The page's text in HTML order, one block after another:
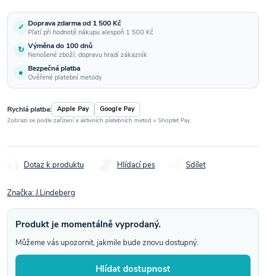
✓ Doprava zdarma od 1 500 Kč
Platí při hodnotě nákupu alespoň 1 500 Kč
↻ Výměna do 100 dnů
Nenošené zboží; dopravu hradí zákazník
● Bezpečná platba
Ověřené platební metody
Rychlá platba: Apple Pay Google Pay
Zobrazí se podle zařízení a aktivních platebních metod v Shoptet Pay.
Dotaz k produktu Hlídací pes Sdílet
Značka:J.Lindeberg
Produkt je momentálně vyprodaný.
Můžeme vás upozornit, jakmile bude znovu dostupný.
Hlídat dostupnost